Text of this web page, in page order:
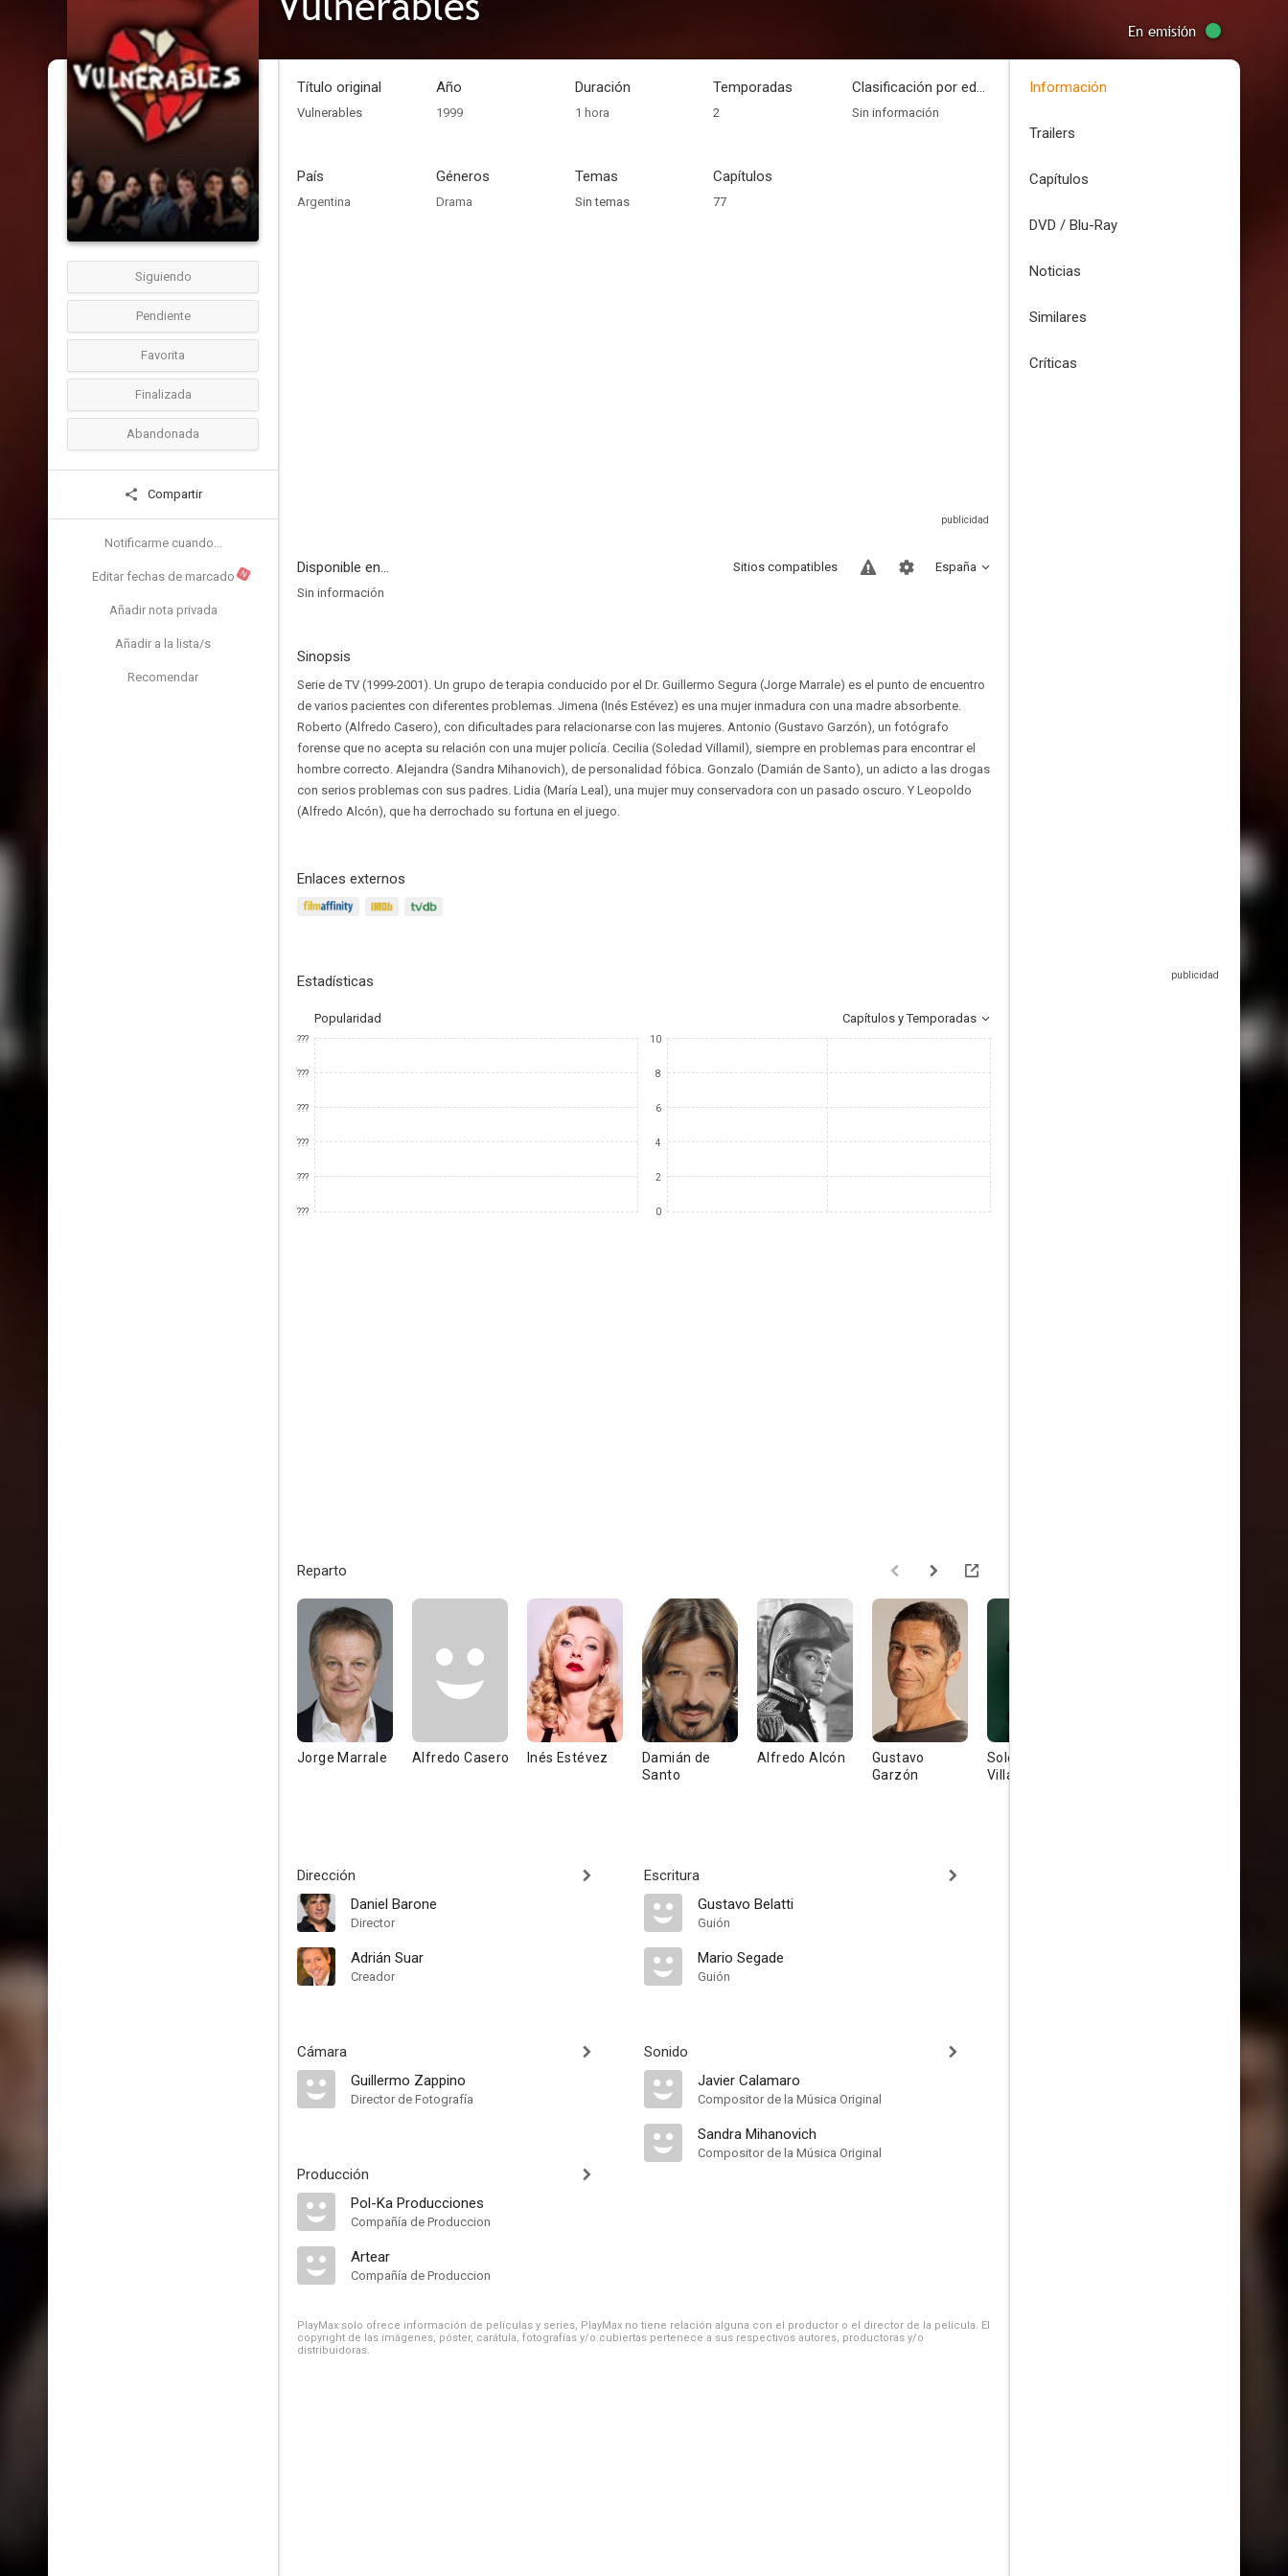
En emisión
Siguiendo
Pendiente
Favorita
Finalizada
Abandonada
Compartir
Notificarme cuando...
Editar fechas de marcado N
Añadir nota privada
Añadir a la lista/s
Recomendar
Título original
Vulnerables
Año
1999
Duración
1 hora
Temporadas
2
Clasificación por edades
Sin información
País
Argentina
Géneros
Drama
Temas
Sin temas
Capítulos
77
Disponible en... España
Sitios compatibles
Sin información
Sinopsis
Serie de TV (1999-2001). Un grupo de terapia conducido por el Dr. Guillermo Segura (Jorge Marrale) es el punto de encuentro
de varios pacientes con diferentes problemas. Jimena (Inés Estévez) es una mujer inmadura con una madre absorbente.
Roberto (Alfredo Casero), con dificultades para relacionarse con las mujeres. Antonio (Gustavo Garzón), un fotógrafo
forense que no acepta su relación con una mujer policía. Cecilia (Soledad Villamil), siempre en problemas para encontrar el
hombre correcto. Alejandra (Sandra Mihanovich), de personalidad fóbica. Gonzalo (Damián de Santo), un adicto a las drogas
con serios problemas con sus padres. Lidia (María Leal), una mujer muy conservadora con un pasado oscuro. Y Leopoldo
(Alfredo Alcón), que ha derrochado su fortuna en el juego.
Enlaces externos
Estadísticas
Popularidad Capítulos y Temporadas
???
???
???
???
???
???
10
8
6
4
2
0
Reparto
Jorge Marrale Alfredo Casero Inés Estévez
Damián de
Santo
Alfredo Alcón
Gustavo
Garzón
Soledad
Villamil
Dirección
Daniel Barone
Director
Adrián Suar
Creador
Cámara
Guillermo Zappino
Director de Fotografía
Producción
Pol-Ka Producciones
Compañía de Produccion
Artear
Compañía de Produccion
Escritura
Gustavo Belatti
Guión
Mario Segade
Guión
Sonido
Javier Calamaro
Compositor de la Música Original
Sandra Mihanovich
Compositor de la Música Original
PlayMax solo ofrece información de películas y series, PlayMax no tiene relación alguna con el productor o el director de la película. El
copyright de las imágenes, póster, carátula, fotografías y/o cubiertas pertenece a sus respectivos autores, productoras y/o
distribuidoras.
Información
Trailers
Capítulos
DVD / Blu-Ray
Noticias
Similares
Críticas